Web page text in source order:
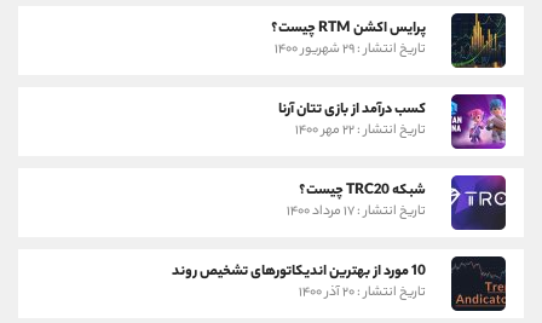
پرایس اکشن RTM چیست؟
تاریخ انتشار : ۲۹ شهریور ۱۴۰۰
کسب درآمد از بازی تتان آرنا
تاریخ انتشار : ۲۲ مهر ۱۴۰۰
شبکه TRC20 چیست؟
تاریخ انتشار : ۱۷ مرداد ۱۴۰۰
10 مورد از بهترین اندیکاتورهای تشخیص روند
تاریخ انتشار : ۲۰ آذر ۱۴۰۰